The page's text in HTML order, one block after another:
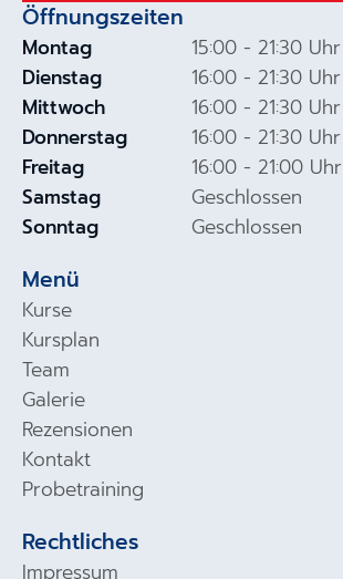
Öffnungszeiten
Montag
Dienstag
Mittwoch
Donnerstag
Freitag
Samstag
Sonntag
15:00 - 21:30 Uhr
16:00 - 21:30 Uhr
16:00 - 21:30 Uhr
16:00 - 21:30 Uhr
16:00 - 21:00 Uhr
Geschlossen
Geschlossen
Menü
Kurse
Kursplan
Team
Galerie
Rezensionen
Kontakt
Probetraining
Rechtliches
Impressum